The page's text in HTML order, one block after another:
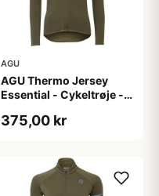
AGU
AGU Thermo Jersey
Essential - Cykeltrøje -
M
375,00 kr